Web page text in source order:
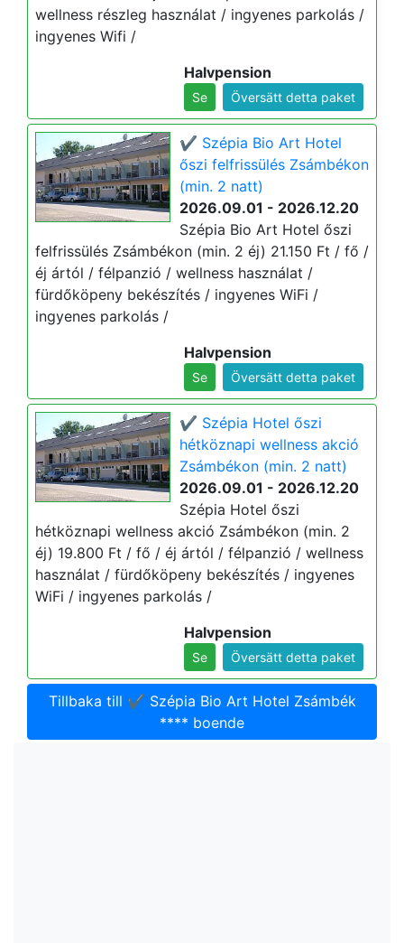
wellness részleg használat / ingyenes parkolás /
ingyenes Wifi /
Halvpension
Se Översätt detta paket
✔️ Szépia Bio Art Hotel
őszi felfrissülés Zsámbékon
(min. 2 natt)
2026.09.01 - 2026.12.20
Szépia Bio Art Hotel őszi
felfrissülés Zsámbékon (min. 2 éj) 21.150 Ft / fő /
éj ártól / félpanzió / wellness használat /
fürdőköpeny bekészítés / ingyenes WiFi /
ingyenes parkolás /
Halvpension
Se Översätt detta paket
✔️ Szépia Hotel őszi
hétköznapi wellness akció
Zsámbékon (min. 2 natt)
2026.09.01 - 2026.12.20
Szépia Hotel őszi
hétköznapi wellness akció Zsámbékon (min. 2
éj) 19.800 Ft / fő / éj ártól / félpanzió / wellness
használat / fürdőköpeny bekészítés / ingyenes
WiFi / ingyenes parkolás /
Halvpension
Se Översätt detta paket
Tillbaka till ✔️ Szépia Bio Art Hotel Zsámbék
**** boende